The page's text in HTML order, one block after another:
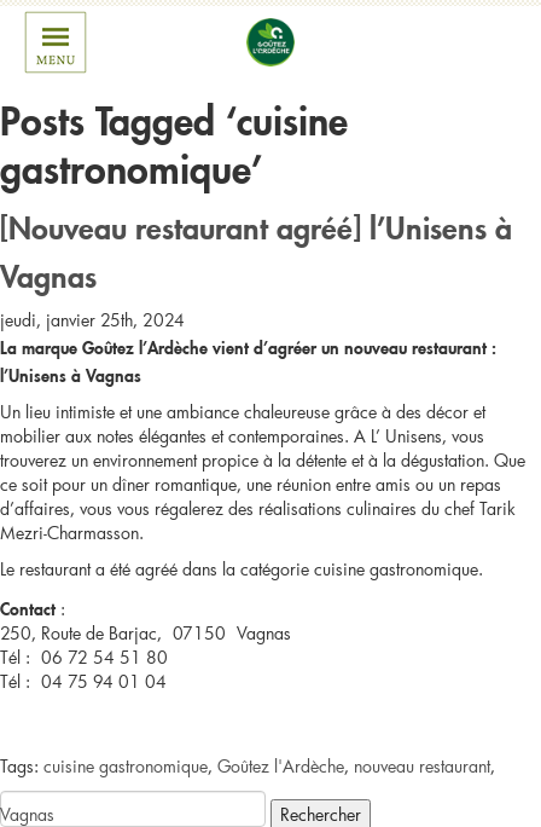
Posts Tagged ‘cuisine
gastronomique’
[Nouveau restaurant agréé] l’Unisens à
Vagnas
jeudi, janvier 25th, 2024
La marque Goûtez l’Ardèche vient d’agréer un nouveau restaurant :
l’Unisens à Vagnas
Un lieu intimiste et une ambiance chaleureuse grâce à des décor et
mobilier aux notes élégantes et contemporaines. A L’ Unisens, vous
trouverez un environnement propice à la détente et à la dégustation. Que
ce soit pour un dîner romantique, une réunion entre amis ou un repas
d’affaires, vous vous régalerez des réalisations culinaires du chef Tarik
Mezri-Charmasson.
Le restaurant a été agréé dans la catégorie cuisine gastronomique.
Contact
:
250, Route de Barjac, 07150 Vagnas
Tél : 06 72 54 51 80
Tél : 04 75 94 01 04
Tags: cuisine gastronomique, Goûtez l'Ardèche, nouveau restaurant,
Vagnas
Rechercher :